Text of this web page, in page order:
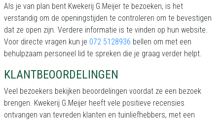
Als je van plan bent Kwekerij G.Meijer te bezoeken, is het
verstandig om de openingstijden te controleren om te bevestigen
dat ze open zijn. Verdere informatie is te vinden op hun website.
Voor directe vragen kun je 072 5128936 bellen om met een
behulpzaam personeel lid te spreken die je graag verder helpt.
KLANTBEOORDELINGEN
Veel bezoekers bekijken beoordelingen voordat ze een bezoek
brengen. Kwekerij G.Meijer heeft vele positieve recensies
ontvangen van tevreden klanten en tuinliefhebbers, met een